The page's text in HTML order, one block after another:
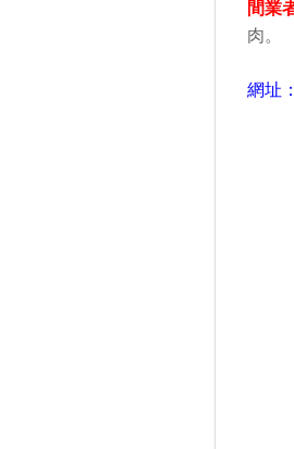
間業
肉。
網址：